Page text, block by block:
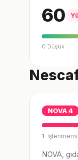
60
0 Düşük
NOVA4
1.
NOVA,